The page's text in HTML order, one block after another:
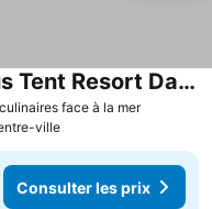
face à la mer
The Fern Seaside Luxurious Tent Resort Daman, Series by Marriott
ville
Consulter les prix